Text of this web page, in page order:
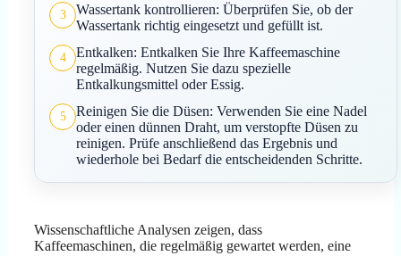
3
Wassertank kontrollieren: Überprüfen Sie, ob der
Wassertank richtig eingesetzt und gefüllt ist.
4
Entkalken: Entkalken Sie Ihre Kaffeemaschine
regelmäßig. Nutzen Sie dazu spezielle
Entkalkungsmittel oder Essig.
5
Reinigen Sie die Düsen: Verwenden Sie eine Nadel
oder einen dünnen Draht, um verstopfte Düsen zu
reinigen. Prüfe anschließend das Ergebnis und
wiederhole bei Bedarf die entscheidenden Schritte.
Wissenschaftliche Analysen zeigen, dass
Kaffeemaschinen, die regelmäßig gewartet werden, eine